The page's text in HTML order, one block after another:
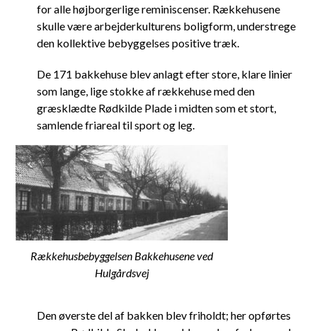
for alle højborgerlige reminiscenser. Rækkehusene
skulle være arbejderkulturens boligform, understrege
den kollektive bebyggelses positive træk.
De 171 bakkehuse blev anlagt efter store, klare linier
som lange, lige stokke af rækkehuse med den
græsklædte Rødkilde Plade i midten som et stort,
samlende friareal til sport og leg.
Rækkehusbebyggelsen Bakkehusene ved
Hulgårdsvej
Den øverste del af bakken blev friholdt; her opførtes